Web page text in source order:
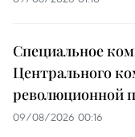
Специальное
Центрального
революционной
09/08/2026 00:16